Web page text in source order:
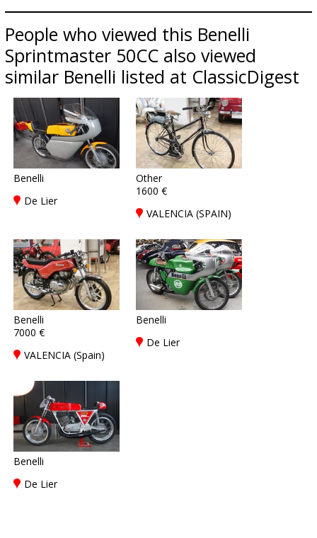
People who viewed this Benelli
Sprintmaster 50CC also viewed
similar Benelli listed at ClassicDigest
Benelli
De Lier
Other
1600 €
VALENCIA (SPAIN)
Benelli
7000 €
VALENCIA (Spain)
Benelli
De Lier
Benelli
De Lier